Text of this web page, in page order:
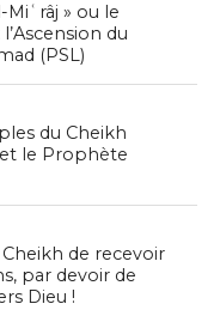
Miʿrâj » ou le
du
(PSL)
du Cheikh
le Prophète
Cheikh de recevoir
par devoir de
Dieu !